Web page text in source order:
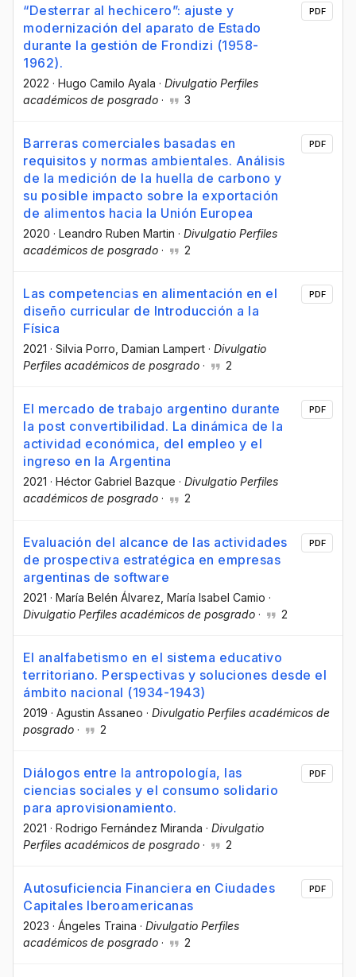
“Desterrar al hechicero”: ajuste y
modernización del aparato de Estado
durante la gestión de Frondizi (1958-
1962).
2022 · Hugo Camilo Ayala · Divulgatio Perfiles
académicos de posgrado · 3
PDF
Barreras comerciales basadas en
requisitos y normas ambientales. Análisis
de la medición de la huella de carbono y
su posible impacto sobre la exportación
de alimentos hacia la Unión Europea
2020 · Leandro Ruben Martin · Divulgatio Perfiles
académicos de posgrado · 2
PDF
Las competencias en alimentación en el
diseño curricular de Introducción a la
Física
2021 · Silvia Porro , Damian Lampert · Divulgatio
Perfiles académicos de posgrado · 2
PDF
El mercado de trabajo argentino durante
la post convertibilidad. La dinámica de la
actividad económica, del empleo y el
ingreso en la Argentina
2021 · Héctor Gabriel Bazque · Divulgatio Perfiles
académicos de posgrado · 2
PDF
Evaluación del alcance de las actividades
de prospectiva estratégica en empresas
argentinas de software
2021 · María Belén Álvarez , María Isabel Camio ·
Divulgatio Perfiles académicos de posgrado · 2
PDF
El analfabetismo en el sistema educativo
territoriano. Perspectivas y soluciones desde el
ámbito nacional (1934-1943)
2019 · Agustin Assaneo · Divulgatio Perfiles académicos de
posgrado · 2
Diálogos entre la antropología, las
ciencias sociales y el consumo solidario
para aprovisionamiento.
2021 · Rodrigo Fernández Miranda · Divulgatio
Perfiles académicos de posgrado · 2
PDF
Autosuficiencia Financiera en Ciudades
Capitales Iberoamericanas
2023 · Ángeles Traina · Divulgatio Perfiles
académicos de posgrado · 2
PDF